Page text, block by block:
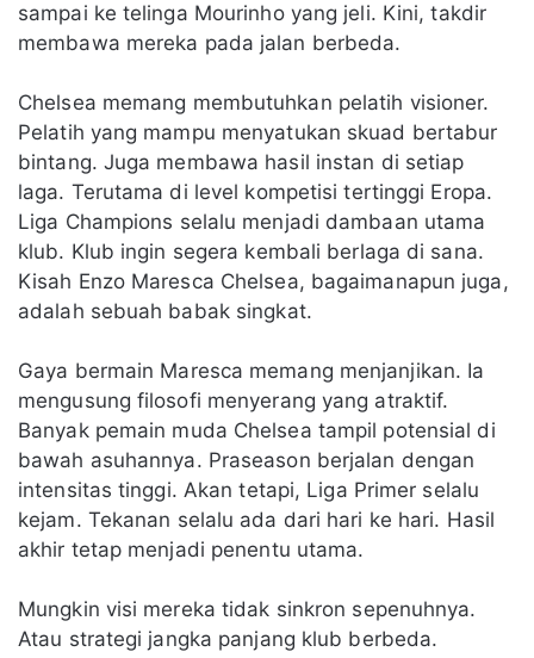
sampai ke telinga Mourinho yang jeli. Kini, takdir
membawa mereka pada jalan berbeda.
Chelsea memang membutuhkan pelatih visioner.
Pelatih yang mampu menyatukan skuad bertabur
bintang. Juga membawa hasil instan di setiap
laga. Terutama di level kompetisi tertinggi Eropa.
Liga Champions selalu menjadi dambaan utama
klub. Klub ingin segera kembali berlaga di sana.
Kisah Enzo Maresca Chelsea, bagaimanapun juga,
adalah sebuah babak singkat.
Gaya bermain Maresca memang menjanjikan. Ia
mengusung filosofi menyerang yang atraktif.
Banyak pemain muda Chelsea tampil potensial di
bawah asuhannya. Praseason berjalan dengan
intensitas tinggi. Akan tetapi, Liga Primer selalu
kejam. Tekanan selalu ada dari hari ke hari. Hasil
akhir tetap menjadi penentu utama.
Mungkin visi mereka tidak sinkron sepenuhnya.
Atau strategi jangka panjang klub berbeda.